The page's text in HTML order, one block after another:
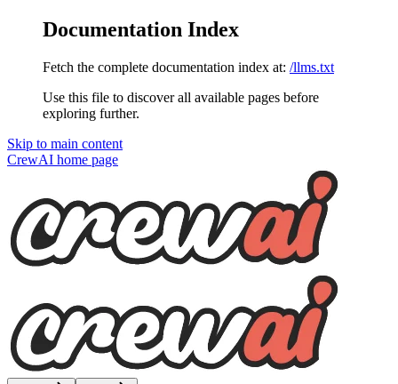
Documentation Index
Fetch the complete documentation index at: /llms.txt
Use this file to discover all available pages before
exploring further.
Skip to main content
CrewAI home page